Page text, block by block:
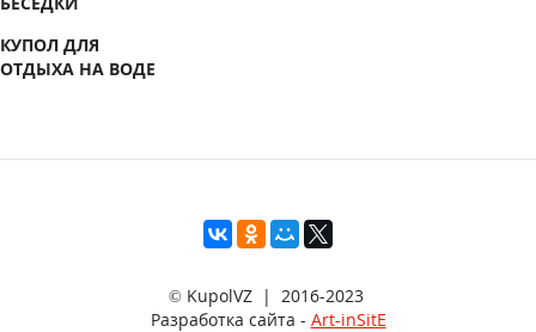
КУПОЛ ДЛЯ
ОТДЫХА НА ВОДЕ
© KupolVZ | 2016-2023
Разработка сайта - Art-inSitE